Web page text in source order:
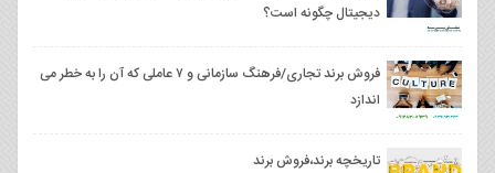
دیجیتال چگونه است؟
فروش برند تجاری/فرهنگ سازمانی و ۷ عاملی که آن را به خطر می
اندازد
تاریخچه برند،فروش برند